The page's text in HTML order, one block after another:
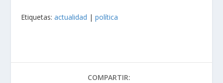
Etiquetas:actualidad |política
COMPARTIR: